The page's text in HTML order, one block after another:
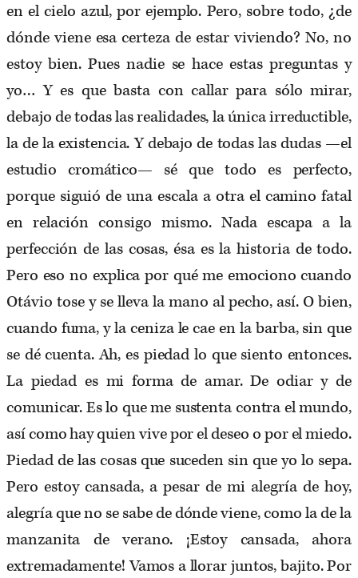
en el cielo azul, por ejemplo. Pero, sobre todo, ¿de
dónde viene esa certeza de estar viviendo? No, no
estoy bien. Pues nadie se hace estas preguntas y
yo… Y es que basta con callar para sólo mirar,
debajo de todas las realidades, la única irreductible,
la de la existencia. Y debajo de todas las dudas —el
estudio cromático— sé que todo es perfecto,
porque siguió de una escala a otra el camino fatal
en relación consigo mismo. Nada escapa a la
perfección de las cosas, ésa es la historia de todo.
Pero eso no explica por qué me emociono cuando
Otávio tose y se lleva la mano al pecho, así. O bien,
cuando fuma, y la ceniza le cae en la barba, sin que
se dé cuenta. Ah, es piedad lo que siento entonces.
La piedad es mi forma de amar. De odiar y de
comunicar. Es lo que me sustenta contra el mundo,
así como hay quien vive por el deseo o por el miedo.
Piedad de las cosas que suceden sin que yo lo sepa.
Pero estoy cansada, a pesar de mi alegría de hoy,
alegría que no se sabe de dónde viene, como la de la
manzanita de verano. ¡Estoy cansada, ahora
extremadamente! Vamos a llorar juntos, bajito. Por